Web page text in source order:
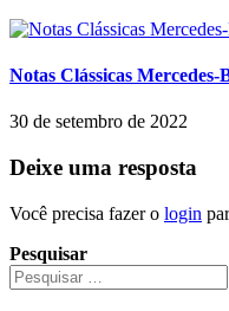
Notas Clássicas Mercedes-
30 de setembro de 2022
Deixe uma resposta
Você precisa fazer o login
Pesquisar